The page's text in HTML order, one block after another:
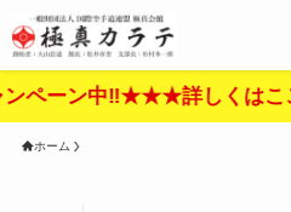
ーン中‼︎★★★詳しくはこ
ホーム